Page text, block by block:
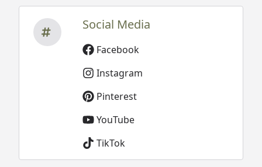
Social Media
Facebook
Instagram
Pinterest
YouTube
TikTok